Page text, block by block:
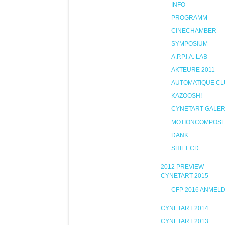
INFO
PROGRAMM
CINECHAMBER
SYMPOSIUM
A.P.P.I.A. LAB
AKTEURE 2011
AUTOMATIQUE
KAZOOSH!
CYNETART
DANK
SHIFT CD
2012 PREVIEW
CYNETART 2015
CFP 2016
CYNETART 2014
CYNETART 2013